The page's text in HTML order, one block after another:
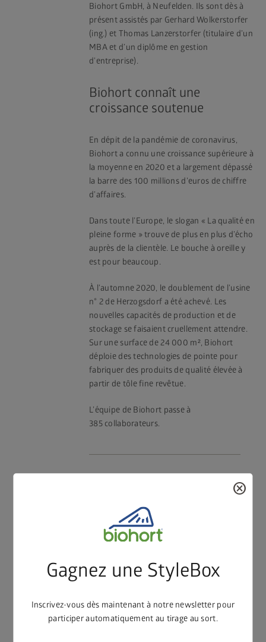
Biohort GmbH, à Neufelden. Ils sont dès à
présent assistés par Gerhard Wolkerstorfer
(ing.) et Thomas Lanzerstorfer (titulaire d’un
MBA et d’un diplôme en gestion
d’entreprise).
Biohort connaît une
croissance soutenue
En dépit de la pandémie de coronavirus,
Biohort a connu une croissance supérieure à
la moyenne en 2020 et a largement dépassé
la barre des 100 millions d’euros de chiffre
d’affaires.
Dans toute l’Europe, le slogan « La qualité en
pleine forme » trouve de plus en plus d’écho
auprès de la clientèle. Le bouche à oreille y
est pour beaucoup.
À l’automne 2020, le doublement de l’usine
n° 2 de Herzogsdorf a été achevé. Les
nouvelles capacités de production et de
stockage se faisaient cruellement attendre.
Sur une surface de 24 000 m², Biohort
déploie des technologies de pointe pour
fabriquer des produits de qualité élevée à
partir de tôle fine revêtue.
L’équipe de Biohort passe à
385 collaborateurs.
cancel
Gagnez une StyleBox
Inscrivez-vous dès maintenant à notre newsletter pour
participer automatiquement au tirage au sort.